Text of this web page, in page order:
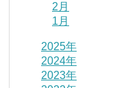
2月
1月
2025年
2024年
2023年